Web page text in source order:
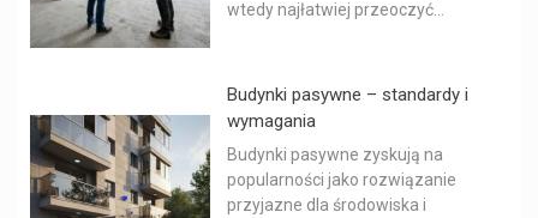
wtedy najłatwiej przeoczyć...
Budynki pasywne – standardy i
wymagania
Budynki pasywne zyskują na
popularności jako rozwiązanie
przyjazne dla środowiska i